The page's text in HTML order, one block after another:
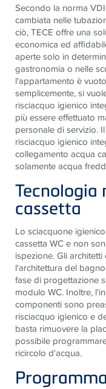
Secondo la norma
cambiata nelle
ciò, TECE offre una
economica ed
aperte solo in
gastronomia o nelle
l'appartamento è
semplicemente, si
risciacquo igienico
più essere effettuato
personale di servizio.
risciacquo igienico
collegamento acqua
solamente acqua
Tecnologia
cassetta
Lo sciacquone
cassetta WC e non
ispezione. Gli
l'architettura del
fase di progettazione
modulo WC. Inoltre,
componenti sono
risciacquo igienico e
basta rimuovere la
possibile
ricircolo d'acqua.